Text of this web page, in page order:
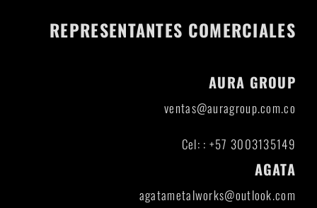
REPRESENTANTES COMERCIALES
AURA GROUP
ventas@auragroup.com.co
Cel: : +57 3003135149
AGATA
agatametalworks@outlook.com